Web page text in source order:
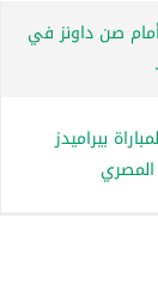
صن داونز في
بيراميدز